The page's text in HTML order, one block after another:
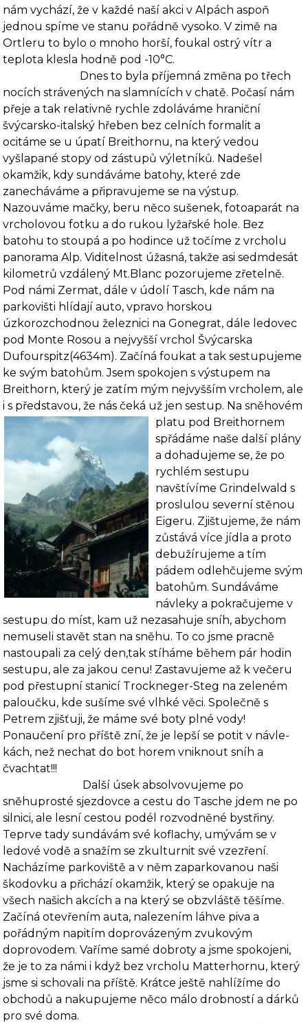
nám vychází, že v každé naší akci v Alpách aspoň
jednou spíme ve stanu po­řádně vysoko. V zimě na
Ortleru to bylo o mnoho horší, foukal ostrý vítr a
teplota klesla hodně pod -10°C.
Dnes to byla příjemná změna po třech
nocích strávených na slamnících v chatě. Počasí nám
přeje a tak relativně rychle zdoláváme hraniční
švýcarsko-italský hřeben bez celních formalit a
ocitáme se u úpatí Breithornu, na který vedou
vyšlapané stopy od zá­stupů výletníků. Nadešel
okamžik, kdy sundáváme batohy, které zde
zanecháváme a připravu­jeme se na výstup.
Nazouváme mačky, beru něco sušenek, fotoaparát na
vrcholovou fotku a do rukou lyžařské hole. Bez
batohu to stoupá a po hodince už točíme z vrcholu
panorama Alp. Viditelnost úžasná, takže asi sedmdesát
kilometrů vzdálený Mt.Blanc pozorujeme zře­telně.
Pod námi Zermat, dále v údolí Tasch, kde nám na
parkovišti hlídají auto, vpravo hor­skou
úzkorozchodnou železnici na Gonegrat, dále ledovec
pod Monte Rosou a nej­vyšší vr­chol Švýcarska
Dufourspitz(4634m). Začíná foukat a tak sestupujeme
ke svým bato­hům. Jsem spo­kojen s výstupem na
Breithorn, který je zatím mým nejvyšším vrcholem, ale
i s předsta­vou, že nás čeká už jen sestup. Na sněhovém
platu pod Breithornem
spřádáme naše další plány
a do­hadujeme se, že po
rychlém sestupu
navštívíme Grindelwald s
proslulou se­verní stěnou
Ei­geru. Zjištujeme, že nám
zůstává více jídla a proto
debužírujeme a tím
pádem od­lehčujeme svým
batohům. Sundáváme
návleky a pokračujeme v
sestupu do míst, kam už ne­zasahuje sníh, abychom
nemuseli stavět stan na sněhu. To co jsme pracně
nastoupali za celý den,tak stíháme během pár hodin
sestupu, ale za jakou cenu! Zastavujeme až k večeru
pod přestupní stanicí Trockneger-Steg na zeleném
paloučku, kde sušíme své vlhké věci. Společně s
Petrem zjišťuji, že máme své boty plné vody!
Ponaučení pro příště zní, že je lepší se potit v návle­
kách, než nechat do bot horem vniknout sníh a
čvachtat!!!
Další úsek absolvovujeme po
sněhuprosté sjezdovce a cestu do Tasche jdem ne po
silnici, ale lesní cestou podél rozvodněné bystřiny.
Teprve tady sundávám své ko­flachy, umývám se v
ledové vodě a snažím se zkulturnit své vzezření.
Nacházíme parkoviště a v něm zaparkovanou naši
škodovku a přichází okamžik, který se opakuje na
všech našich ak­cích a na který se obzvláště těšíme.
Začíná otevřením auta, nalezením láhve piva a
pořádným napitím doprovázeným zvukovým
doprovodem. Vaříme samé dobroty a jsme spokojeni,
že je to za námi i když bez vrcholu Matterhornu, který
jsme si schovali na příště. Krátce ještě na­hlížíme do
obchodů a nakupujeme něco málo drobností a dárků
pro své doma.